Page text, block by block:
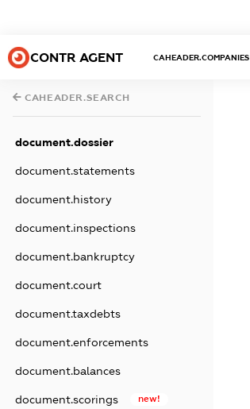
CONTR AGENT CAHEADER.COMPANIES
CAHEADER.SEARCH
document.dossier
document.statements
document.history
document.inspections
document.bankruptcy
document.court
document.taxdebts
document.enforcements
document.balances
document.scorings new!